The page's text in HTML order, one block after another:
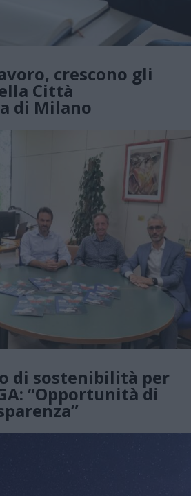
crescono gli
Città
di Milano
di sostenibilità per
“Opportunità di